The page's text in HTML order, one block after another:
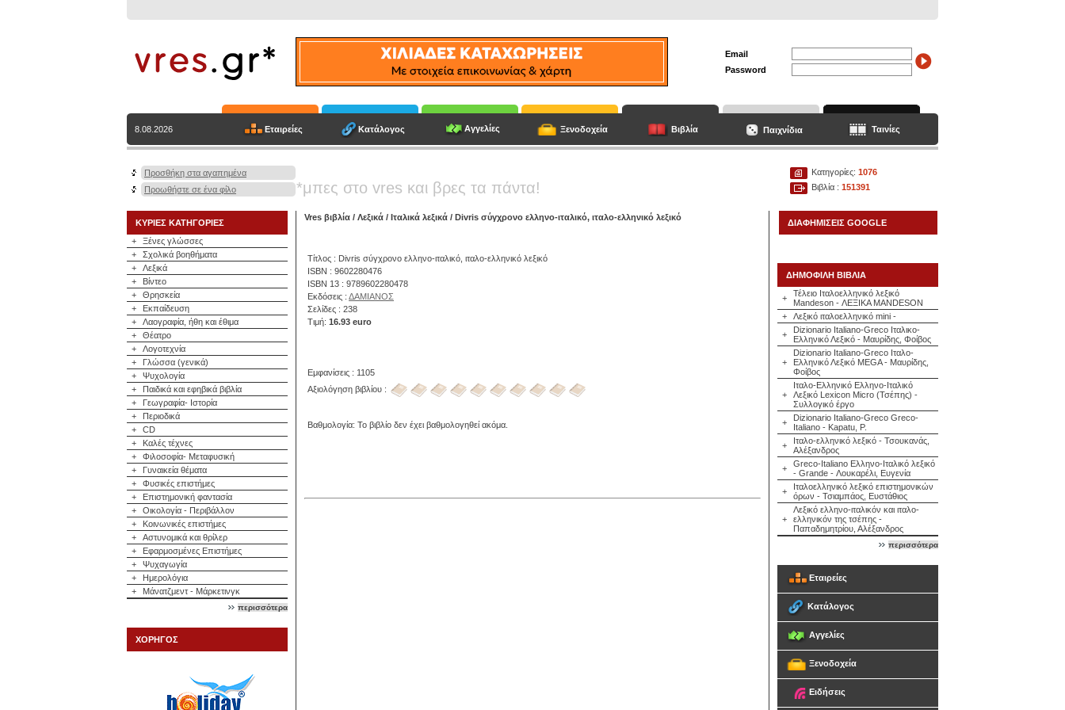
Email
Password
8.08.2026 Εταιρείες Κατάλογος Αγγελίες Ξενοδοχεία Βιβλία Παιχνίδια Ταινίες
Προσθήκη στα αγαπημένα
Προωθήστε σε ένα φίλο
*μπες στο vres και βρες τα πάντα!
Κατηγορίες: 1076
Βιβλία : 151391
ΚΥΡΙΕΣ ΚΑΤΗΓΟΡΙΕΣ
+
Ξένες γλώσσες
+
Σχολικά βοηθήματα
+
Λεξικά
+
Βίντεο
+
Θρησκεία
+
Εκπαίδευση
+
Λαογραφία, ήθη και έθιμα
+
Θέατρο
+
Λογοτεχνία
+
Γλώσσα (γενικά)
+
Ψυχολογία
+
Παιδικά και εφηβικά βιβλία
+
Γεωγραφία- Ιστορία
+
Περιοδικά
+
CD
+
Καλές τέχνες
+
Φιλοσοφία- Μεταφυσική
+
Γυναικεία θέματα
+
Φυσικές επιστήμες
+
Επιστημονική φαντασία
+
Οικολογία - Περιβάλλον
+
Κοινωνικές επιστήμες
+
Αστυνομικά και θρίλερ
+
Εφαρμοσμένες Επιστήμες
+
Ψυχαγωγία
+
Ημερολόγια
+
Μάνατζμεντ - Μάρκετινγκ
περισσότερα
ΧΟΡΗΓΟΣ
Vres βιβλία / Λεξικά / Ιταλικά λεξικά / Divris σύγχρονο ελληνο-ιταλικό, ιταλο-ελληνικό λεξικό
Τίτλος : Divris σύγχρονο ελληνο-ιταλικό, ιταλο-ελληνικό λεξικό
ISBN : 9602280476
ISBN 13 : 9789602280478
Εκδόσεις : ΔΑΜΙΑΝΟΣ
Σελίδες : 238
Τιμή: 16.93 euro
Εμφανίσεις : 1105
Αξιολόγηση βιβλίου :
Βαθμολογία: Το βιβλίο δεν έχει βαθμολογηθεί ακόμα.
ΔΙΑΦΗΜΙΣΕΙΣ GOOGLE
ΔΗΜΟΦΙΛΗ ΒΙΒΛΙΑ
+
Τέλειο Ιταλοελληνικό λεξικό
Mandeson - ΛΕΞΙΚΑ MANDESON
+
Λεξικό ιταλοελληνικό mini -
+
Dizionario Italiano-Greco Ιταλικο-
Ελληνικό Λεξικό - Μαυρίδης, Φοίβος
+
Dizionario Italiano-Greco Ιταλο-
Ελληνικό Λεξικό MEGA - Μαυρίδης,
Φοίβος
+
Ιταλο-Ελληνικό Ελληνο-Ιταλικό
Λεξικό Lexicon Micro (Τσέπης) -
Συλλογικό έργο
+
Dizionario Italiano-Greco Greco-
Italiano - Kapatu, P.
+
Ιταλο-ελληνικό λεξικό - Τσουκανάς,
Αλέξανδρος
+
Greco-Italiano Ελληνο-Ιταλικό λεξικό
- Grande - Λουκαρέλι, Ευγενία
+
Ιταλοελληνικό λεξικό επιστημονικών
όρων - Τσιαμπάος, Ευστάθιος
+
Λεξικό ελληνο-ιταλικόν και ιταλο-
ελληνικόν της τσέπης -
Παπαδημητρίου, Αλέξανδρος
περισσότερα
Εταιρείες
Κατάλογος
Αγγελίες
Ξενοδοχεία
Ειδήσεις